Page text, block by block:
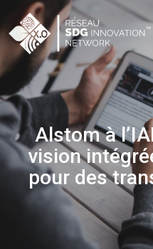
Alstom à
vision
pour des